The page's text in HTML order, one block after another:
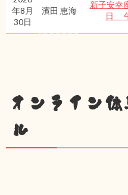
年8月
30日
濱田 恵海
新子安
日
オンライン
ル